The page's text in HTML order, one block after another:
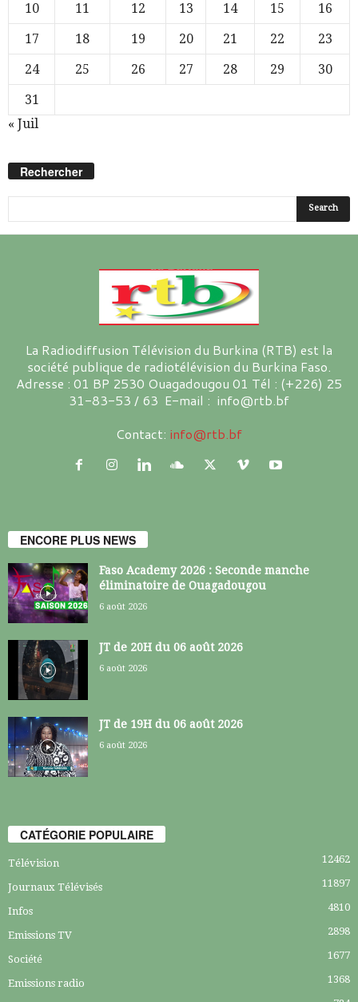
10
11 12 13 14 15
16
17
18 19 20 21 22
23
24
25 26 27 28 29
30
31
« Juil
Rechercher
La Radiodiffusion Télévision du Burkina (RTB) est la
société publique de radiotélévision du Burkina Faso.
Adresse : 01 BP 2530 Ouagadougou 01 Tél : (+226) 25
31-83-53 / 63 E-mail : info@rtb.bf
Contact: info@rtb.bf
ENCORE PLUS NEWS
Faso Academy 2026 : Seconde manche
éliminatoire de Ouagadougou
6 août 2026
JT de 20H du 06 août 2026
6 août 2026
JT de 19H du 06 août 2026
6 août 2026
CATÉGORIE POPULAIRE
Télévision 12462
Journaux Télévisés 11897
Infos 4810
Emissions TV 2898
Société 1677
Emissions radio 1368